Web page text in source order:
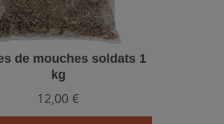
de mouches soldats 1
kg
12,00 €